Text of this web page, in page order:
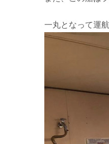
一丸となって運